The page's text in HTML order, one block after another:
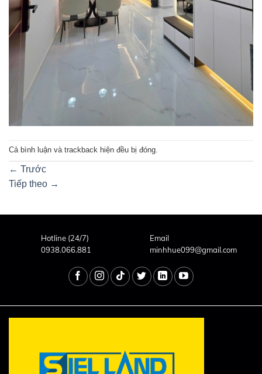
Cả bình luận và trackback hiện đều bị đóng.
← Trước
Tiếp theo →
Hotline (24/7)
0938.066.881
Email
minhhue099@gmail.com